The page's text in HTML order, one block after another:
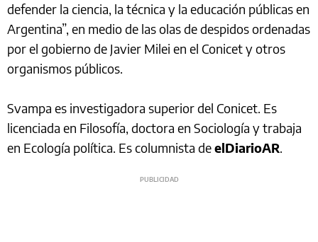
defender la ciencia, la técnica y la educación públicas en
Argentina”, en medio de las olas de despidos ordenadas
por el gobierno de Javier Milei en el Conicet y otros
organismos públicos.
Svampa es investigadora superior del Conicet. Es
licenciada en Filosofía, doctora en Sociología y trabaja
en Ecología política. Es columnista deelDiarioAR.